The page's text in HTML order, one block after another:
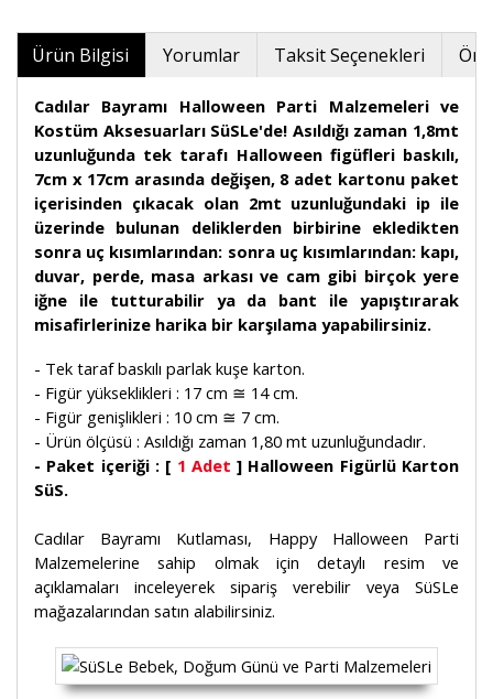
Ürün Bilgisi Yorumlar Taksit Seçenekleri
Cadılar Bayramı Halloween Parti Malzemeleri ve
Kostüm Aksesuarları SüSLe'de! Asıldığı zaman 1,8mt
uzunluğunda tek tarafı Halloween figüfleri baskılı,
7cm x 17cm arasında değişen, 8 adet kartonu paket
içerisinden çıkacak olan 2mt uzunluğundaki ip ile
üzerinde bulunan deliklerden birbirine ekledikten
sonra uç kısımlarından: sonra uç kısımlarından: kapı,
duvar, perde, masa arkası ve cam gibi birçok yere
iğne ile tutturabilir ya da bant ile yapıştırarak
misafirlerinize harika bir karşılama yapabilirsiniz.
- Tek taraf baskılı parlak kuşe karton.
- Figür yükseklikleri : 17 cm ≅ 14 cm.
- Figür genişlikleri : 10 cm ≅ 7 cm.
- Ürün ölçüsü : Asıldığı zaman 1,80 mt uzunluğundadır.
- Paket içeriği : [ 1 Adet ] Halloween Figürlü Karton
SüS.
Cadılar Bayramı Kutlaması, Happy Halloween Parti
Malzemelerine sahip olmak için detaylı resim ve
açıklamaları inceleyerek sipariş verebilir veya SüSLe
mağazalarından satın alabilirsiniz.